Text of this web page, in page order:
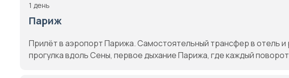
1 день
Париж
Прилёт в аэропорт Парижа. Самостоятельный трансфер в отель
прогулка вдоль Сены, первое дыхание Парижа, где каждый